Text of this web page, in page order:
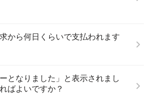
から何日くらいで支払われます
ーとなりました」と表示されまし
ばよいですか？